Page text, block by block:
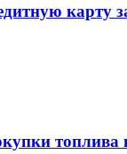
карту
топлива